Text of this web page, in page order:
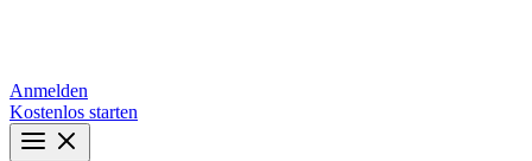
Anmelden
Kostenlos starten